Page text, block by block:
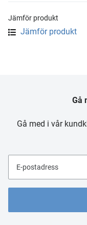
Jämför produkt
Jämför produkt
Gå
Gå med i vår
E-postadress